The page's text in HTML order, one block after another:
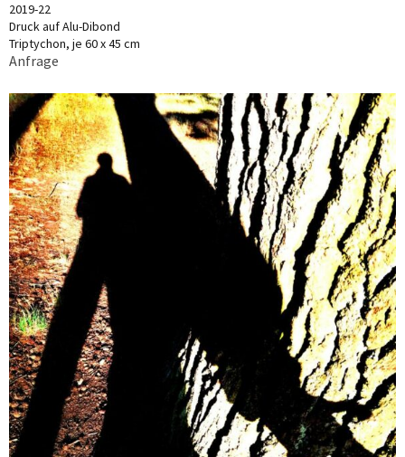
2019-22
Druck auf Alu-Dibond
Triptychon, je 60 x 45 cm
Anfrage